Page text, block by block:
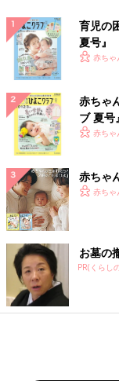
育児の
夏号』
いっぱ
赤ちゃ
赤ちゃ
ブ 夏号
く！ お
赤ちゃ
赤ちゃ
赤ちゃ
お墓の
PR(くらし